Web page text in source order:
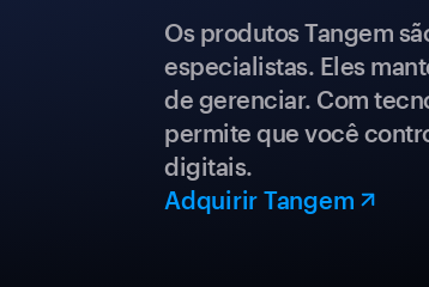
Os produtos Tangem
especialistas. Eles
de gerenciar. Com
permite que você
digitais.
Adquirir Tangem